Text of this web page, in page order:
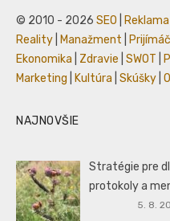
© 2010 - 2026 SEO
Reality
Manažment
Ekonomika
Zdravie SWOT
Marketing
Kultúra Skúšky
NAJNOVŠIE
Stratégie pre
protokoly a
5. 8.